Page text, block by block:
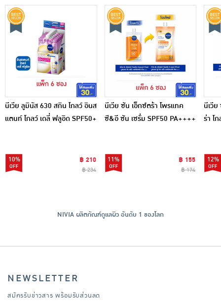
นีเวีย ลูมินัส 630 สกิน โกลว์ อินส
แตนท์ โกลว์ เดลี่ ฟลูอิด SPF50+
10% ฿ 210
฿ 234
นีเวีย ซัน เอ็กซ์ตร้า โพรแทค
ซี&อี ซัน เซรั่ม SPF50 PA++++
11% ฿ 155
฿ 174
นีเวี
ร่า โ
12%
NIVIA ผลิตภัณฑ์ดูแลผิว อันดับ 1 ของโลก
NEWSLETTER
สมัครรับข่าวสาร พร้อมรับส่วนลด